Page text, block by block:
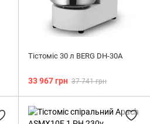
Тістоміс 30 л BERG DH-30A
33 967 грн 37 741 грн